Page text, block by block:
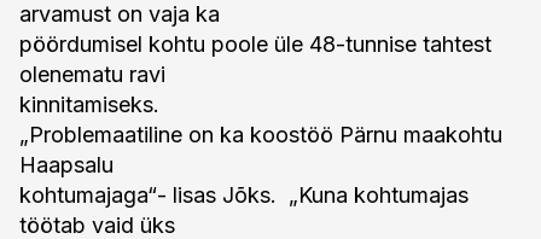
arvamust on vaja ka
pöördumisel kohtu poole üle 48-tunnise tahtest
olenematu ravi
kinnitamiseks.
„Problemaatiline on ka koostöö Pärnu maakohtu
Haapsalu
kohtumajaga“- lisas Jõks. „Kuna kohtumajas
töötab vaid üks